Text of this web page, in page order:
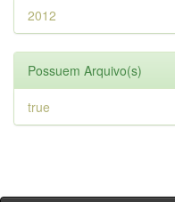
2012
Possuem Arquivo(s)
true